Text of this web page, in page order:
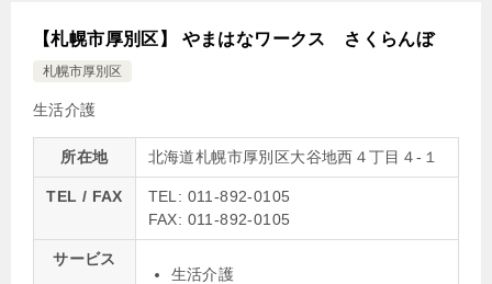
【札幌市厚別区】 やまはなワークス さくらんぼ
札幌市厚別区
生活介護
所在地 北海道札幌市厚別区大谷地西４丁目４-１
TEL / FAX
TEL: 011-892-0105
FAX: 011-892-0105
サービス
生活介護